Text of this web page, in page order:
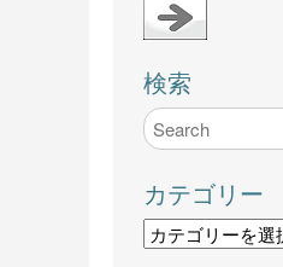
検索
カテゴリー
カ